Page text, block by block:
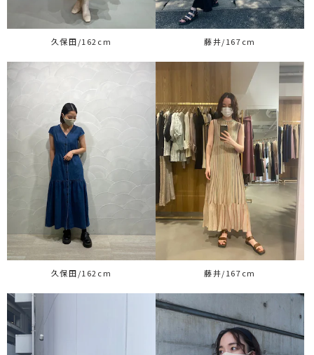
久保田/162cm 藤井/167cm
久保田/162cm 藤井/167cm